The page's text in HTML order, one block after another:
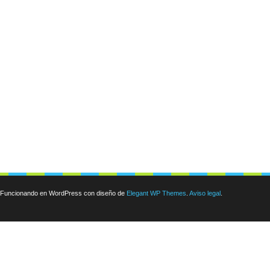
Funcionando en WordPress con diseño de Elegant WP Themes Aviso legal